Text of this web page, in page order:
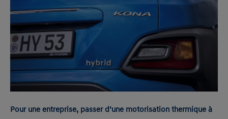
Pour une entreprise, passer d’une motorisation thermique à